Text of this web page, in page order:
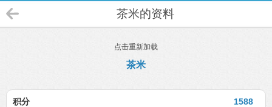
茶米的资料
点击重新加载
茶米
1588
积分